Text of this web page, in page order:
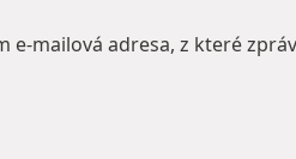
mailová adresa, z které